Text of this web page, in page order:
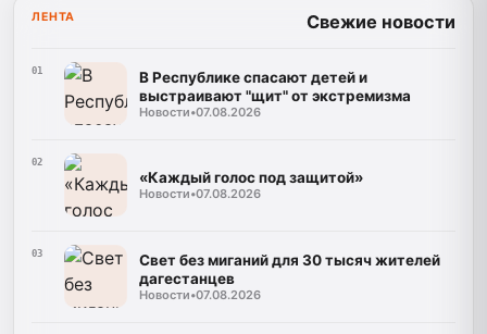
ЛЕНТА Свежие новости
01
В Республике спасают детей и
выстраивают "щит" от экстремизма
Новости•07.08.2026
02
«Каждый голос под защитой»
Новости•07.08.2026
03
Свет без миганий для 30 тысяч жителей
дагестанцев
Новости•07.08.2026